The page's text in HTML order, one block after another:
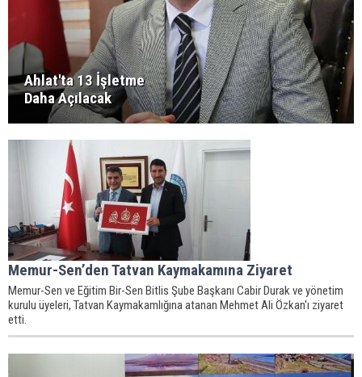
Ahlat'ta 13 İşletme
Daha Açılacak
Memur-Sen’den Tatvan Kaymakamına Ziyaret
Memur-Sen ve Eğitim Bir-Sen Bitlis Şube Başkanı Cabir Durak ve yönetim
kurulu üyeleri, Tatvan Kaymakamlığına atanan Mehmet Ali Özkan'ı ziyaret
etti.